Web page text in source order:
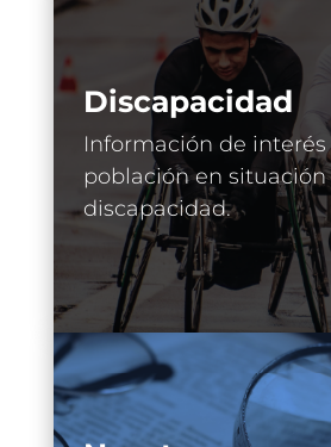
Discapacidad
Información de interés
población en situación
discapacidad.